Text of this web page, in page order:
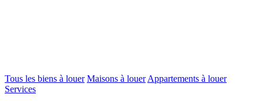
Tous les biens à louer Maisons à louer Appartements à louer
Services